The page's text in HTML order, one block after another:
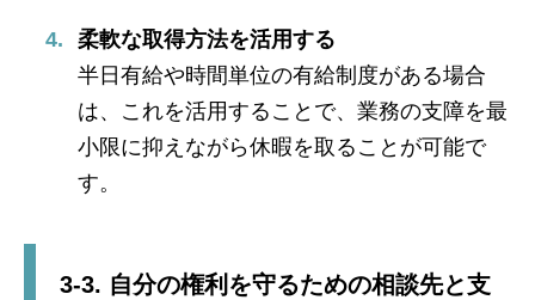
柔軟な取得方法を活用する
半日有給や時間単位の有給制度がある場合
は、これを活用することで、業務の支障を最
小限に抑えながら休暇を取ることが可能で
す。
3-3. 自分の権利を守るための相談先と支